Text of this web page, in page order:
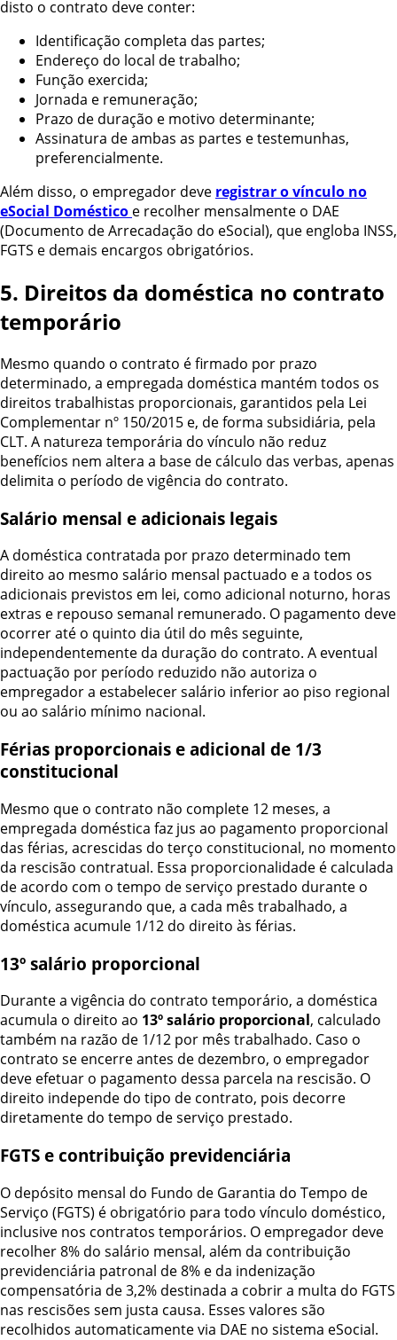
disto o contrato deve conter:
Identificação completa das partes;
Endereço do local de trabalho;
Função exercida;
Jornada e remuneração;
Prazo de duração e motivo determinante;
Assinatura de ambas as partes e testemunhas,
preferencialmente.
Além disso, o empregador deve registrar o vínculo no
eSocial Doméstico e recolher mensalmente o DAE
(Documento de Arrecadação do eSocial), que engloba INSS,
FGTS e demais encargos obrigatórios.
5. Direitos da doméstica no contrato
temporário
Mesmo quando o contrato é firmado por prazo
determinado, a empregada doméstica mantém todos os
direitos trabalhistas proporcionais, garantidos pela Lei
Complementar nº 150/2015 e, de forma subsidiária, pela
CLT. A natureza temporária do vínculo não reduz
benefícios nem altera a base de cálculo das verbas, apenas
delimita o período de vigência do contrato.
Salário mensal e adicionais legais
A doméstica contratada por prazo determinado tem
direito ao mesmo salário mensal pactuado e a todos os
adicionais previstos em lei, como adicional noturno, horas
extras e repouso semanal remunerado. O pagamento deve
ocorrer até o quinto dia útil do mês seguinte,
independentemente da duração do contrato. A eventual
pactuação por período reduzido não autoriza o
empregador a estabelecer salário inferior ao piso regional
ou ao salário mínimo nacional.
Férias proporcionais e adicional de 1/3
constitucional
Mesmo que o contrato não complete 12 meses, a
empregada doméstica faz jus ao pagamento proporcional
das férias, acrescidas do terço constitucional, no momento
da rescisão contratual. Essa proporcionalidade é calculada
de acordo com o tempo de serviço prestado durante o
vínculo, assegurando que, a cada mês trabalhado, a
doméstica acumule 1/12 do direito às férias.
13º salário proporcional
Durante a vigência do contrato temporário, a doméstica
acumula o direito ao 13º salário proporcional, calculado
também na razão de 1/12 por mês trabalhado. Caso o
contrato se encerre antes de dezembro, o empregador
deve efetuar o pagamento dessa parcela na rescisão. O
direito independe do tipo de contrato, pois decorre
diretamente do tempo de serviço prestado.
FGTS e contribuição previdenciária
O depósito mensal do Fundo de Garantia do Tempo de
Serviço (FGTS) é obrigatório para todo vínculo doméstico,
inclusive nos contratos temporários. O empregador deve
recolher 8% do salário mensal, além da contribuição
previdenciária patronal de 8% e da indenização
compensatória de 3,2% destinada a cobrir a multa do FGTS
nas rescisões sem justa causa. Esses valores são
recolhidos automaticamente via DAE no sistema eSocial.